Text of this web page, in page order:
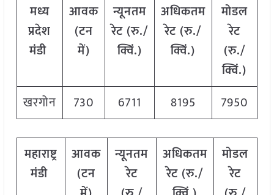
मध्य
प्रदेश
मंडी
आवक
(टन
में)
न्यूनतम
रेट (रु./
क्विं.)
अधिकतम
रेट (रु./
क्विं.)
मोडल
रेट
(रु./
क्विं.)
खरगोन
730 6711 8195 7950
महाराष्ट्र
मंडी
आवक
(टन
न्यूनतम
रेट
अधिकतम
रेट (रु./
मोडल
रेट